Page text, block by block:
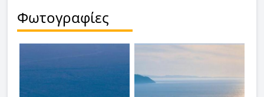
Φωτογραφίες